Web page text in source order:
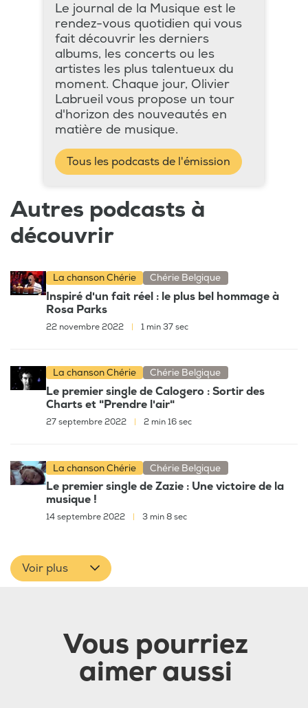
Le journal de la Musique est le
rendez-vous quotidien qui vous
fait découvrir les derniers
albums, les concerts ou les
artistes les plus talentueux du
moment. Chaque jour, Olivier
Labrueil vous propose un tour
d'horizon des nouveautés en
matière de musique.
Tous les podcasts de l'émission
Autres podcasts à
découvrir
La chanson Chérie Chérie Belgique
Inspiré d'un fait réel : le plus bel hommage à
Rosa Parks
22 novembre 2022 1 min 37 sec
La chanson Chérie Chérie Belgique
Le premier single de Calogero : Sortir des
Charts et "Prendre l'air"
27 septembre 2022 2 min 16 sec
La chanson Chérie Chérie Belgique
Le premier single de Zazie : Une victoire de la
musique !
14 septembre 2022 | 3 min 8 sec
Voir plus
Vous pourriez
aimer aussi